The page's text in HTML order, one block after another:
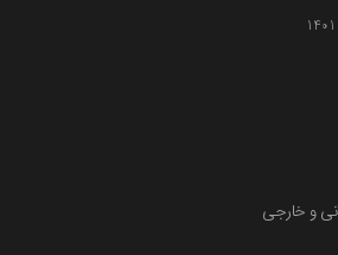
و خارجی